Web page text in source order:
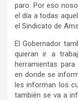
paro. Por eso
el día a todas
el Sindicato de
El Gobernador
quieran ir a
herramientas
en donde se
les informan los
también se va a